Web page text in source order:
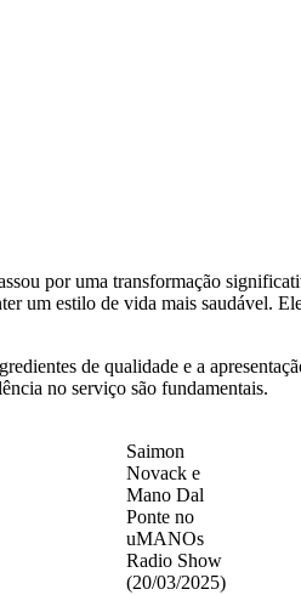
por uma transformação
um estilo de vida mais saudável.
de qualidade e a
no serviço são fundamentais.
Saimon
Novack e
Mano Dal
Ponte no
uMANOs
Radio Show
(20/03/2025)